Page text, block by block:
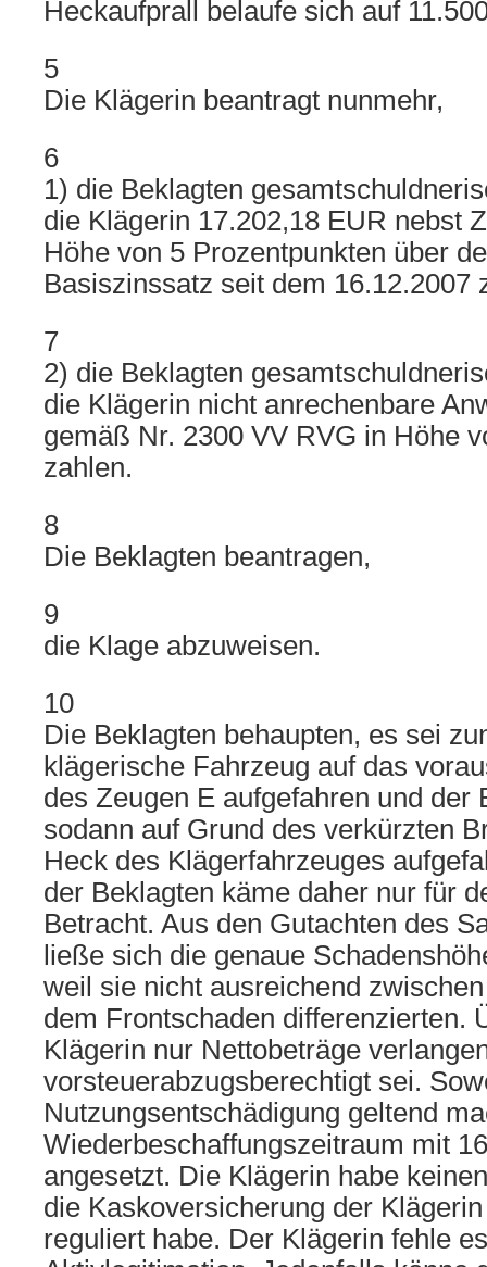
Heckaufprall belaufe sich auf
5
Die Klägerin beantragt nunmehr,
6
1) die Beklagten
die Klägerin 17.202,18 EUR nebst
Höhe von 5 Prozentpunkten über
Basiszinssatz seit dem 16.12.2007
7
2) die Beklagten
die Klägerin nicht anrechenbare
gemäß Nr. 2300 VV RVG in Höhe
zahlen.
8
Die Beklagten beantragen,
9
die Klage abzuweisen.
10
Die Beklagten behaupten, es sei
klägerische Fahrzeug auf das
des Zeugen E aufgefahren und der
sodann auf Grund des verkürzten
Heck des Klägerfahrzeuges
der Beklagten käme daher nur für
Betracht. Aus den Gutachten des
ließe sich die genaue
weil sie nicht ausreichend
dem Frontschaden differenzierten.
Klägerin nur Nettobeträge
vorsteuerabzugsberechtigt sei.
Nutzungsentschädigung geltend
Wiederbeschaffungszeitraum mit
angesetzt. Die Klägerin habe
die Kaskoversicherung der
reguliert habe. Der Klägerin fehle